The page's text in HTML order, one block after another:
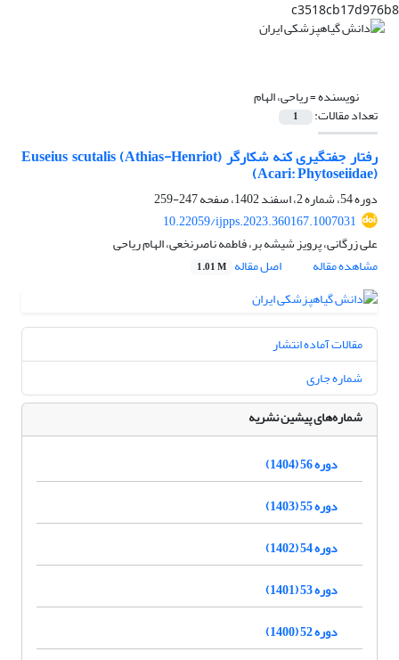
c3518cb17d976b8
نویسنده =ریاحی، الهام
تعداد مقالات: 1
رفتار جفتگیری کنه شکارگر Euseius scutalis (Athias-Henriot)
(Acari: Phytoseiidae)
دوره 54، شماره 2، اسفند 1402، صفحه
247-259
10.22059/ijpps.2023.360167.1007031
علی زرگانی، پرویز شیشه بر، فاطمه ناصرنخعی، الهام ریاحی
مشاهده مقاله
اصل مقاله 1.01 M
مقالات آماده انتشار
شماره جاری
شماره‌های پیشین نشریه
دوره 56 (1404)
دوره 55 (1403)
دوره 54 (1402)
دوره 53 (1401)
دوره 52 (1400)